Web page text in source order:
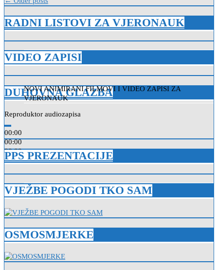
Navigacija
objava
RADNI LISTOVI ZA VJERONAUK
VIDEO ZAPISI
NOVI ANIMIRANI FILMOVI I VIDEO ZAPISI ZA
VJERONAUK
NOVI ANIMIRANI FILMOVI I VIDEO ZAPISI ZA
VJERONAUK
DUHOVNA GLAZBA
Reproduktor audiozapisa
00:00
00:00
00:00
PPS PREZENTACIJE
VJEŽBE POGODI TKO SAM
OSMOSMJERKE